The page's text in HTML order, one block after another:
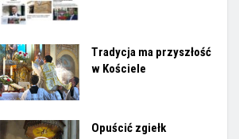
Tradycja ma przyszłość
w Kościele
Opuścić zgiełk